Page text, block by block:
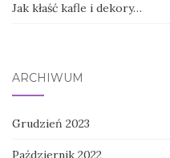
Jak kłaść kafle i dekory…
ARCHIWUM
Grudzień 2023
Październik 2022